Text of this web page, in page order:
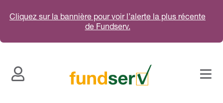
Cliquez sur la bannière pour voir l’alerte la plus récente
de Fundserv.